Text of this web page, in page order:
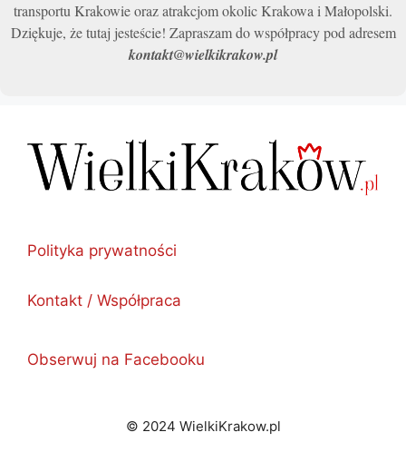
transportu Krakowie oraz atrakcjom okolic Krakowa i Małopolski.
Dziękuje, że tutaj jesteście! Zapraszam do współpracy pod adresem
kontakt@wielkikrakow.pl
Polityka prywatności
Kontakt / Współpraca
Obserwuj na Facebooku
© 2024 WielkiKrakow.pl